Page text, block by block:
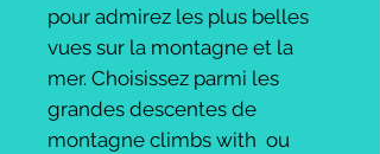
pour admirez les plus belles
vues sur la montagne et la
mer. Choisissez parmi les
grandes descentes de
montagne climbs with ou